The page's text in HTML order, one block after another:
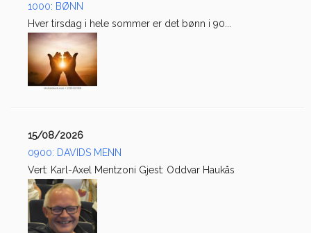
1000: BØNN
Hver tirsdag i hele sommer er det bønn i 90...
15/08/2026
0900: DAVIDS MENN
Vert: Karl-Axel Mentzoni Gjest: Oddvar Haukås